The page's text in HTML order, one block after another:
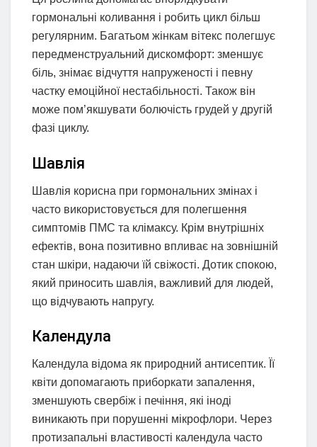
гормональні коливання і робить цикл більш
регулярним. Багатьом жінкам вітекс полегшує
передменструальний дискомфорт: зменшує
біль, знімає відчуття напруженості і певну
частку емоційної нестабільності. Також він
може пом’якшувати болючість грудей у другій
фазі циклу.
Шавлія
Шавлія корисна при гормональних змінах і
часто використовується для полегшення
симптомів ПМС та клімаксу. Крім внутрішніх
ефектів, вона позитивно впливає на зовнішній
стан шкіри, надаючи їй свіжості. Дотик спокою,
який приносить шавлія, важливий для людей,
що відчувають напругу.
Календула
Календула відома як природний антисептик. Її
квіти допомагають приборкати запалення,
зменшують свербіж і печіння, які іноді
виникають при порушенні мікрофлори. Через
протизапальні властивості календула часто